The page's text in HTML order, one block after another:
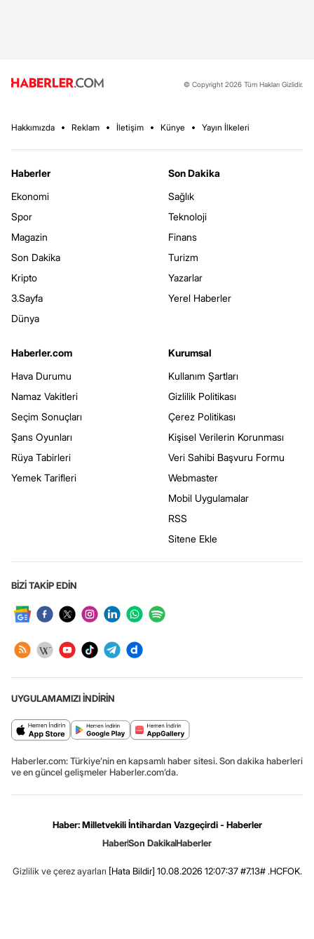
© Copyright 2026 Tüm Hakları Gizlidir.
Hakkımızda Reklam İletişim Künye Yayın İlkeleri
Haberler
Ekonomi
Spor
Magazin
Son Dakika
Kripto
3.Sayfa
Dünya
Son Dakika
Sağlık
Teknoloji
Finans
Turizm
Yazarlar
Yerel Haberler
Haberler.com
Hava Durumu
Namaz Vakitleri
Seçim Sonuçları
Şans Oyunları
Rüya Tabirleri
Yemek Tarifleri
Kurumsal
Kullanım Şartları
Gizlilik Politikası
Çerez Politikası
Kişisel Verilerin Korunması
Veri Sahibi Başvuru Formu
Webmaster
Mobil Uygulamalar
RSS
Sitene Ekle
BİZİ TAKİP EDİN
UYGULAMAMIZI İNDİRİN
Haberler.com: Türkiye’nin en kapsamlı haber sitesi. Son dakika haberleri
ve en güncel gelişmeler Haberler.com’da.
Haber: Milletvekili İntihardan Vazgeçirdi - Haberler
HaberSon DakikaHaberler
Gizlilik ve çerez ayarları [Hata Bildir] 10.08.2026 12:07:37 #7.13# .HCFOK.